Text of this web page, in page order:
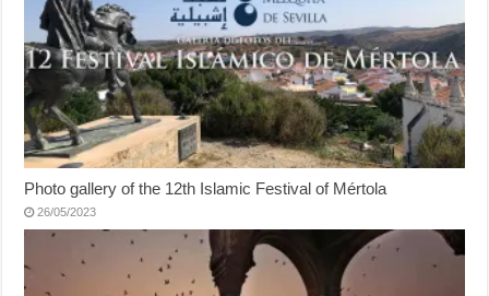
Photo gallery of the 12th Islamic Festival of Mértola
26/05/2023